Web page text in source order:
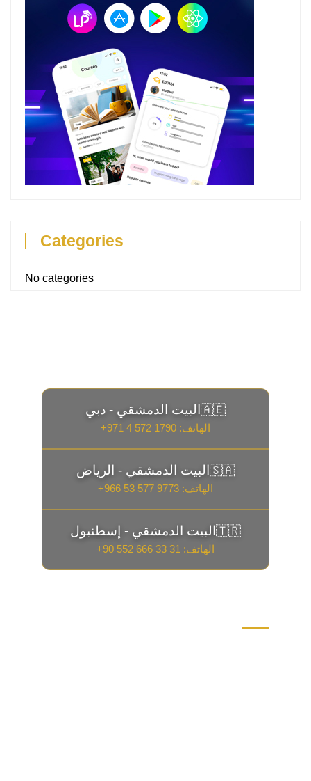
Categories
No categories
🇦🇪 البيت الدمشقي - دبي
الهاتف: +971 4 572 1790
🇸🇦 البيت الدمشقي - الرياض
الهاتف: +966 53 577 9773
🇹🇷 البيت الدمشقي - إسطنبول
الهاتف: +90 552 666 33 31